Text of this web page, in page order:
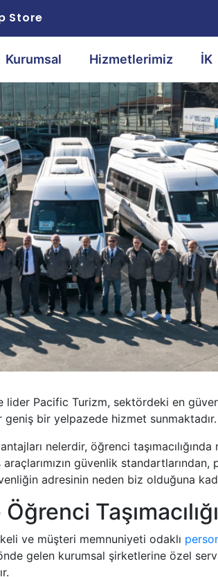
Store
Kurumsal Hizmetlerimiz İK
lider Pacific Turizm, sektördeki en
geniş bir yelpazede hizmet sunmaktadır.
nelerdir, öğrenci
güvenlik standartlarından,
adresinin neden biz olduğuna
Taşımacılığı
ve müşteri memnuniyeti odaklı
gelen kurumsal şirketlerine özel